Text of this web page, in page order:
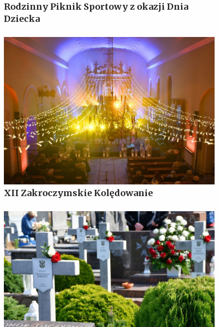
Rodzinny Piknik Sportowy z okazji Dnia
Dziecka
XII Zakroczymskie Kolędowanie